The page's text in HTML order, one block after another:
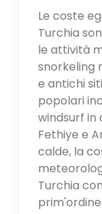
Le coste
Turchia
le attività
snorkeling
e antichi
popolari
windsurf in
Fethiye e
calde, la
Turchia